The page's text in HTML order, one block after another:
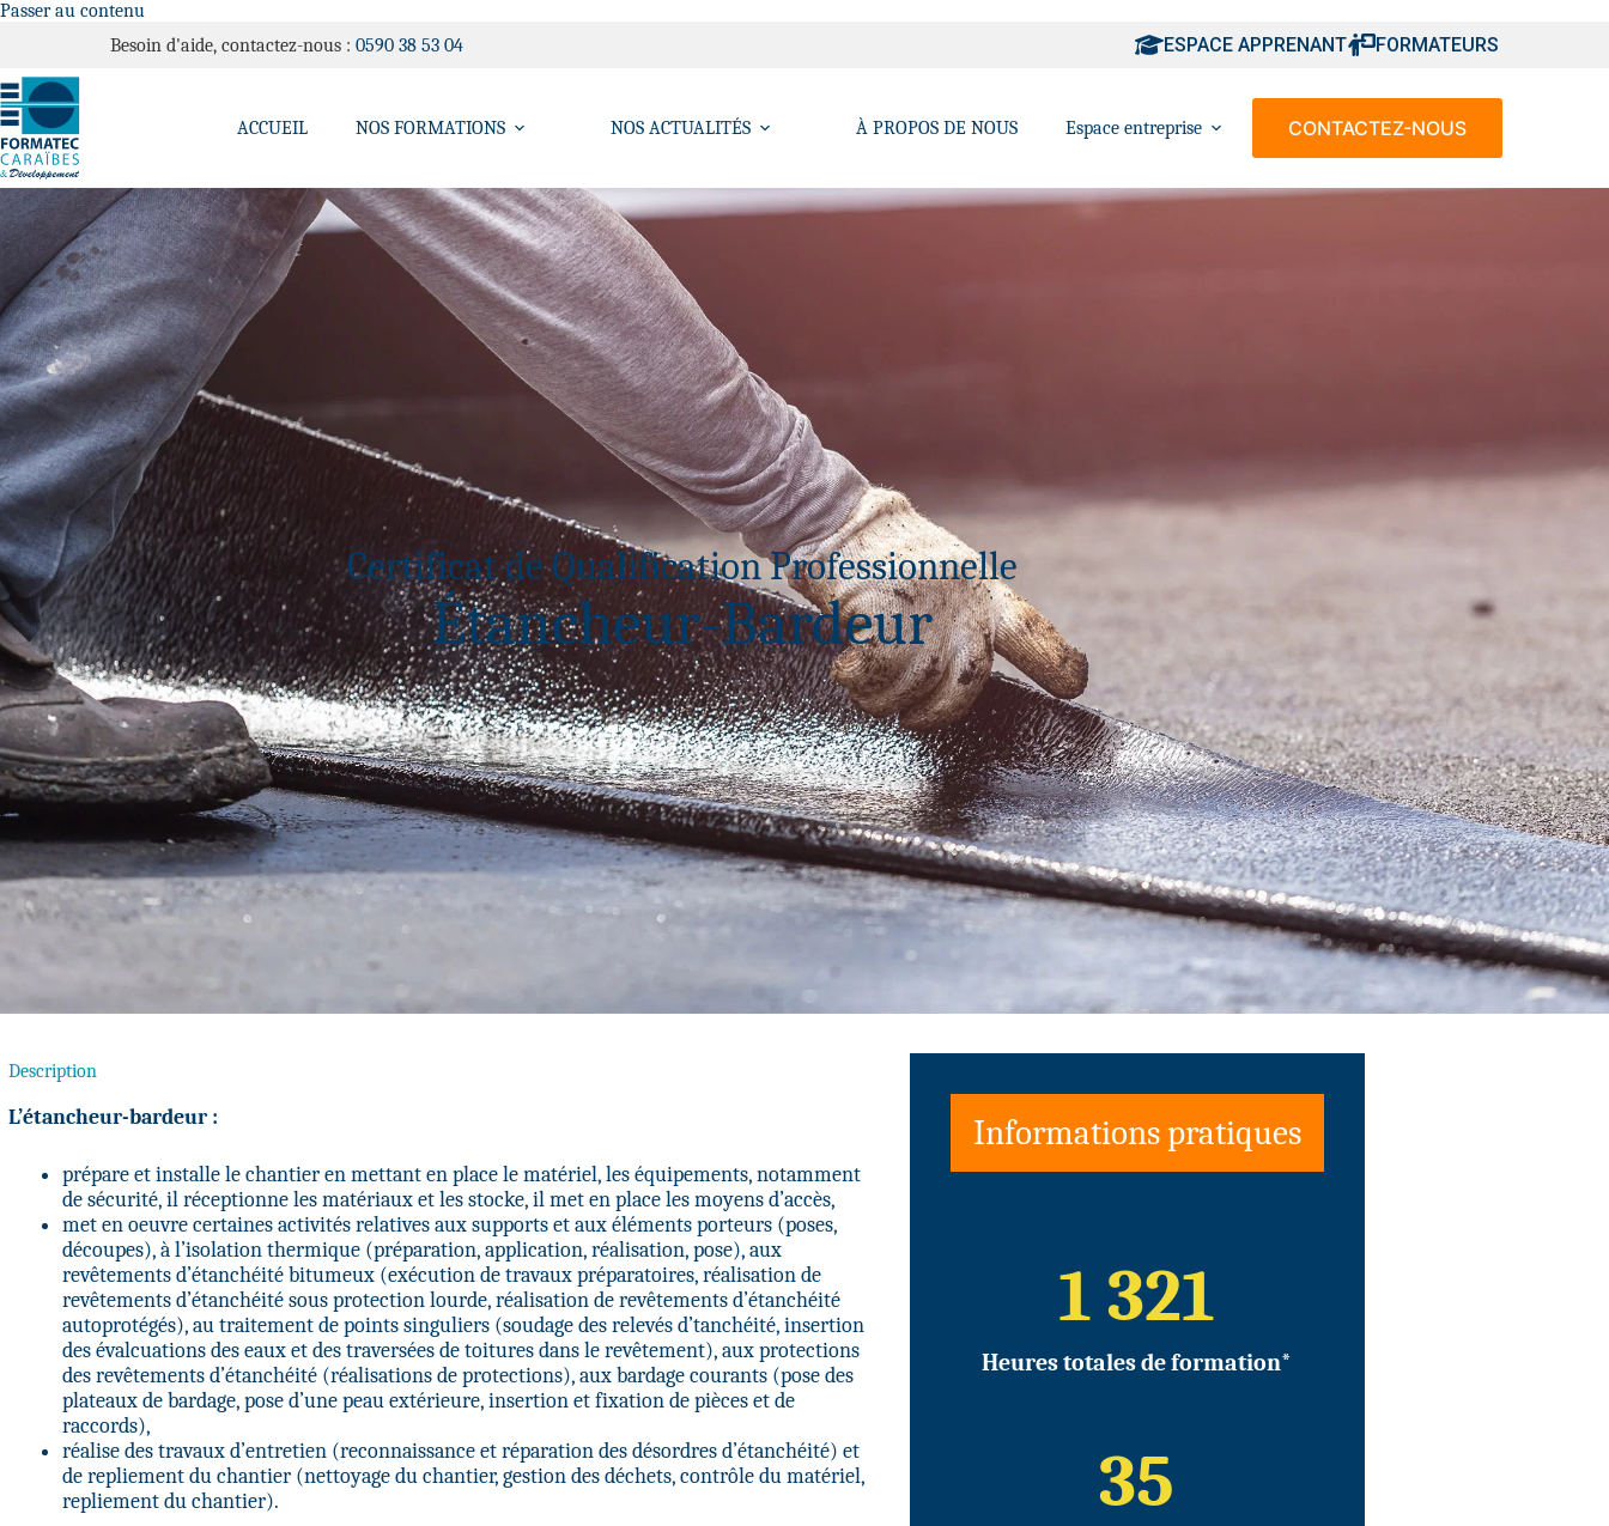
Passer au contenu
Besoin d'aide, contactez-nous : 0590 38 53 04 ESPACE APPRENANT FORMATEURS
ACCUEIL NOS FORMATIONS NOS ACTUALITÉS À PROPOS DE NOUS Espace entreprise CONTACTEZ-NOUS
Certificat de Qualification Professionnelle
Étancheur-Bardeur
Description
L’étancheur-bardeur :
prépare et installe le chantier en mettant en place le matériel, les équipements, notamment
de sécurité, il réceptionne les matériaux et les stocke, il met en place les moyens d’accès,
met en oeuvre certaines activités relatives aux supports et aux éléments porteurs (poses,
découpes), à l’isolation thermique (préparation, application, réalisation, pose), aux
revêtements d’étanchéité bitumeux (exécution de travaux préparatoires, réalisation de
revêtements d’étanchéité sous protection lourde, réalisation de revêtements d’étanchéité
autoprotégés), au traitement de points singuliers (soudage des relevés d’tanchéité, insertion
des évalcuations des eaux et des traversées de toitures dans le revêtement), aux protections
des revêtements d’étanchéité (réalisations de protections), aux bardage courants (pose des
plateaux de bardage, pose d’une peau extérieure, insertion et fixation de pièces et de
raccords),
réalise des travaux d’entretien (reconnaissance et réparation des désordres d’étanchéité) et
de repliement du chantier (nettoyage du chantier, gestion des déchets, contrôle du matériel,
repliement du chantier).
Informations pratiques
Heures totales de formation*
1 321
35